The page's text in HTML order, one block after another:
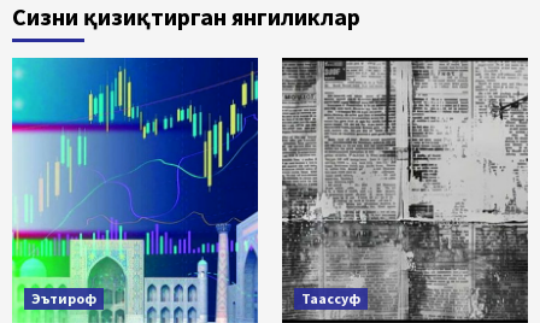
Сизни қизиқтирган янгиликлар
Эътироф Таассуф